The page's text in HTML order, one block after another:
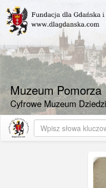
Muzeum Pomorza
Cyfrowe Muzeum